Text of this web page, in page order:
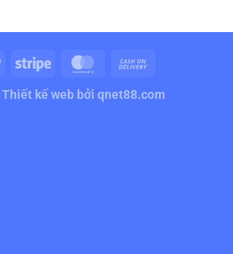
Thiết kế web bởi qnet88.com